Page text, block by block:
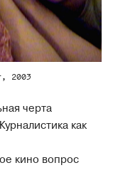
2003
черта
как
кино вопрос